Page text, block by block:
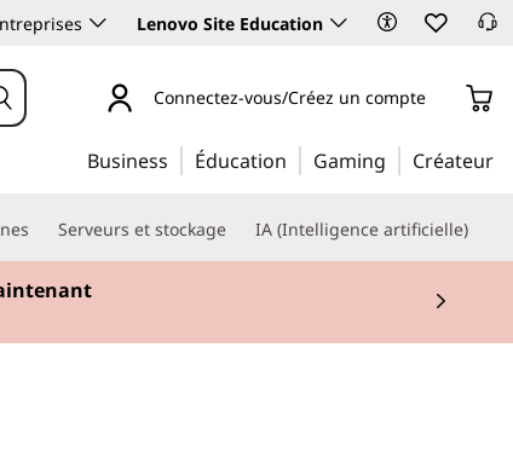
Lenovo Site Education
Connectez-vous/Créez un compte
Business Éducation Gaming Créateur
Serveurs et stockage IA (Intelligence artificielle)